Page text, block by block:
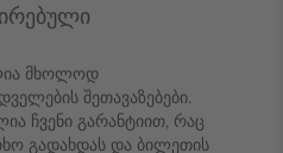
მხოლოდ
შეთავაზებები.
ჩვენი გარანტიით, რაც
გადახდას და ბილეთის